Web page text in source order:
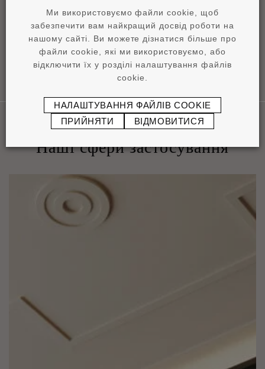
pdf 0.96 MB
Наші сфери застосування
Ми використовуємо файли cookie, щоб
забезпечити вам найкращий досвід роботи на
нашому сайті. Ви можете дізнатися більше про
файли cookie, які ми використовуємо, або
відключити їх у розділі налаштування файлів
cookie.
НАЛАШТУВАННЯ ФАЙЛІВ COOKIE
ПРИЙНЯТИ
ВІДМОВИТИСЯ